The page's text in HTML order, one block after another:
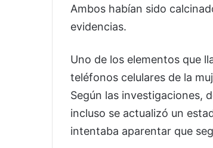
Ambos habían sido
evidencias.
Uno de los elementos que
teléfonos celulares de la
Según las investigaciones,
incluso se actualizó un
intentaba aparentar que